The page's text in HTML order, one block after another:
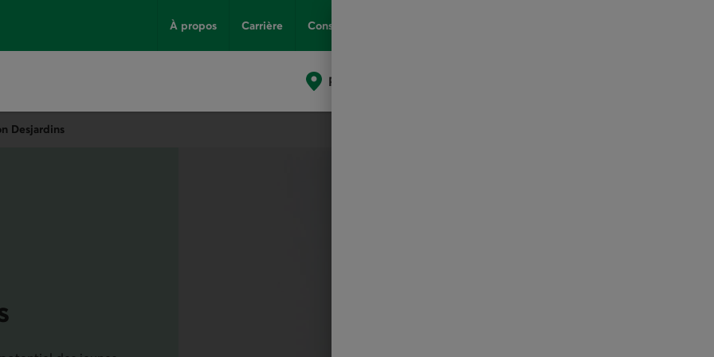
À propos Carrière Conseils
Points de service
Desjardins